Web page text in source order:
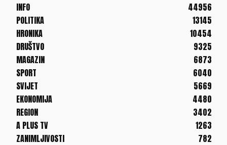
INFO
44956
POLITIKA
13145
HRONIKA
10454
DRUŠTVO
9325
MAGAZIN
6873
SPORT
6040
SVIJET
5669
EKONOMIJA
4480
REGION
3402
A PLUS TV
1263
ZANIMLJIVOSTI
782